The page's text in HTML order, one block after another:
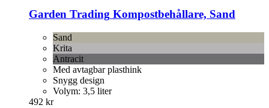
Garden Trading Kompostbehållare, Sand
Sand
Krita
Antracit
Med avtagbar plasthink
Snygg design
Volym: 3,5 liter
492 kr